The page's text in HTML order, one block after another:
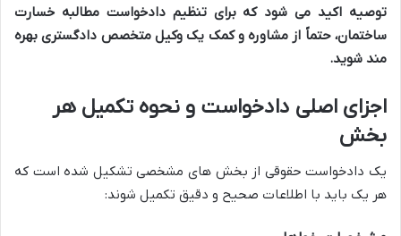
توصیه اکید می شود که برای تنظیم دادخواست مطالبه خسارت
ساختمان، حتماً از مشاوره و کمک یک وکیل متخصص دادگستری بهره
مند شوید.
اجزای اصلی دادخواست و نحوه تکمیل هر
بخش
یک دادخواست حقوقی از بخش های مشخصی تشکیل شده است که
هر یک باید با اطلاعات صحیح و دقیق تکمیل شوند: